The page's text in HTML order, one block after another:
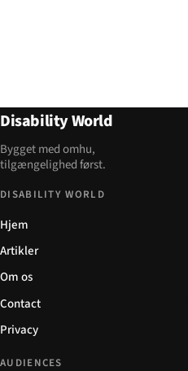
Disability World
Bygget med omhu,
tilgængelighed først.
DISABILITY WORLD
Hjem
Artikler
Om os
Contact
Privacy
AUDIENCES